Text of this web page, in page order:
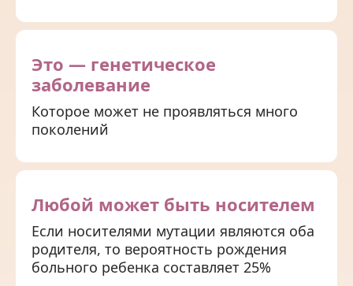
Это — генетическое
заболевание
Которое может не проявляться много
поколений
Любой может быть носителем
Если носителями мутации являются оба
родителя, то вероятность рождения
больного ребенка составляет 25%